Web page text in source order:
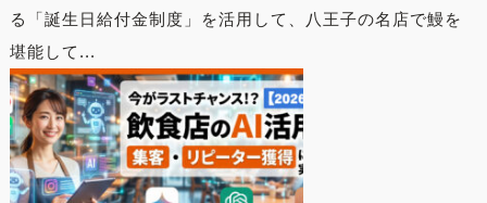
る「誕生日給付金制度」を活用して、八王子の名店で鰻を
堪能して...